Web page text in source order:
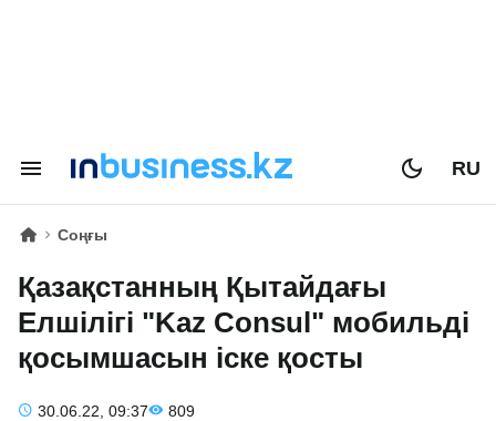
RU
Соңғы
Қазақстанның Қытайдағы
Елшілігі "Kaz Consul" мобильді
қосымшасын іске қосты
30.06.22, 09:37 809